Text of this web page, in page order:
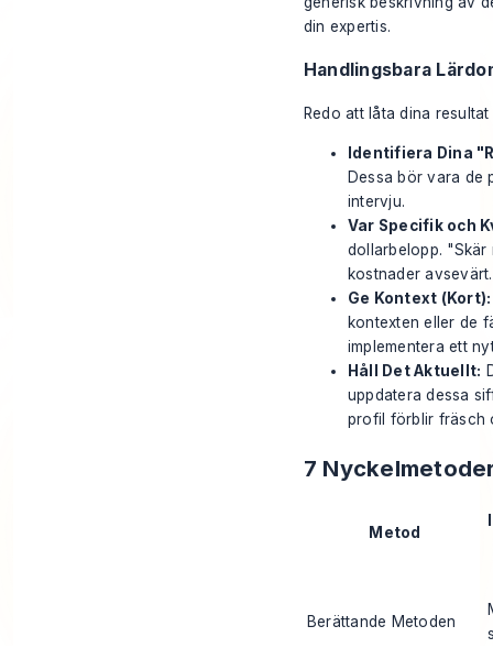
din expertis.
Handlingsbara
Redo att låta dina
Identifiera Dina
Dessa bör vara de
intervju.
Var Specifik och
dollarbelopp.
kostnader
Ge Kontext (Kort):
kontexten eller de
implementera ett
Håll Det Aktuellt:
uppdatera dessa
profil förblir fräsch
7
Metod
Berättande Metoden